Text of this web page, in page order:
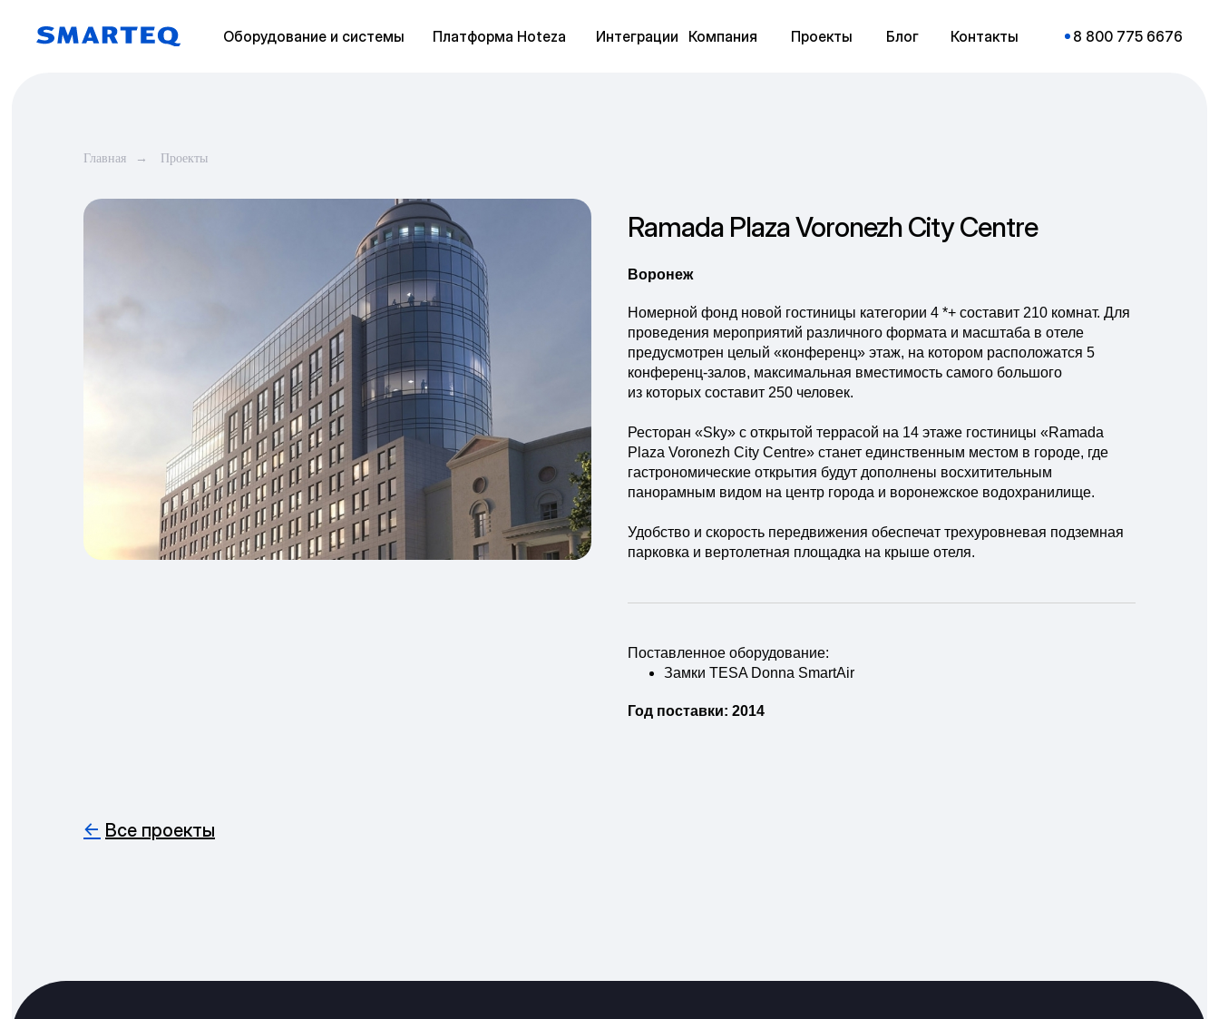
Оборудование и системы Платформа Hoteza Интеграции Контакты 8 800 775 6676
Блог
Проекты
Компания
Главная → Проекты
Ramada Plaza Voronezh City Centre
Воронеж
Номерной фонд новой гостиницы категории 4 *+ составит 210 комнат. Для
проведения мероприятий различного формата и масштаба в отеле
предусмотрен целый «конференц» этаж, на котором расположатся 5
конференц-залов, максимальная вместимость самого большого
из которых составит 250 человек.
Ресторан «Sky» с открытой террасой на 14 этаже гостиницы «Ramada
Plaza Voronezh City Centre» станет единственным местом в городе, где
гастрономические открытия будут дополнены восхитительным
панорамным видом на центр города и воронежское водохранилище.
Удобство и скорость передвижения обеспечат трехуровневая подземная
парковка и вертолетная площадка на крыше отеля.
Поставленное оборудование:
Замки TESA Donna SmartAir
Год поставки: 2014
← Все проекты